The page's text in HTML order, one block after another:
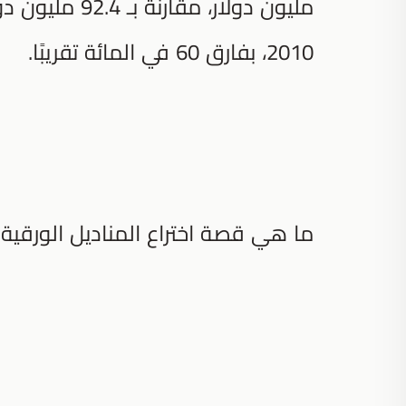
2010، بفارق 60 في المائة تقريبًا.
ما هي قصة اختراع المناديل